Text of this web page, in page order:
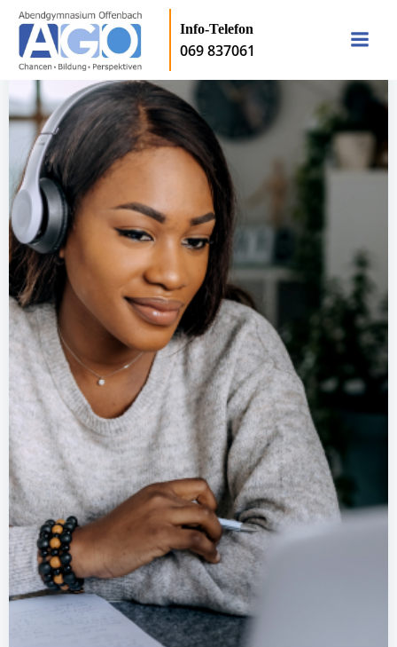
Inhalt
springen
Info-Telefon
069 837061